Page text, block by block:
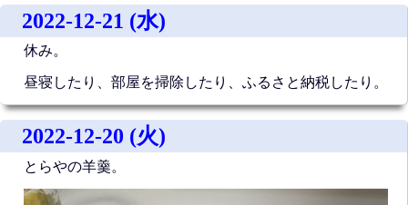
2022-12-21 (水)
休み。
昼寝したり、部屋を掃除したり、ふるさと納税したり。
2022-12-20 (火)
とらやの羊羹。